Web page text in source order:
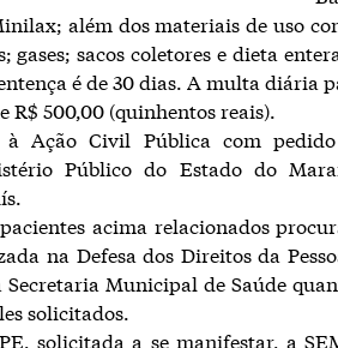
além dos materiais de uso
gases; sacos coletores e dieta
é de 30 dias. A multa diária
R$ 500,00 (quinhentos reais).
à Ação Civil Pública com
Público do Estado do
acima relacionados
na Defesa dos Direitos da
Municipal de Saúde
solicitados.
solicitada a se manifestar, a